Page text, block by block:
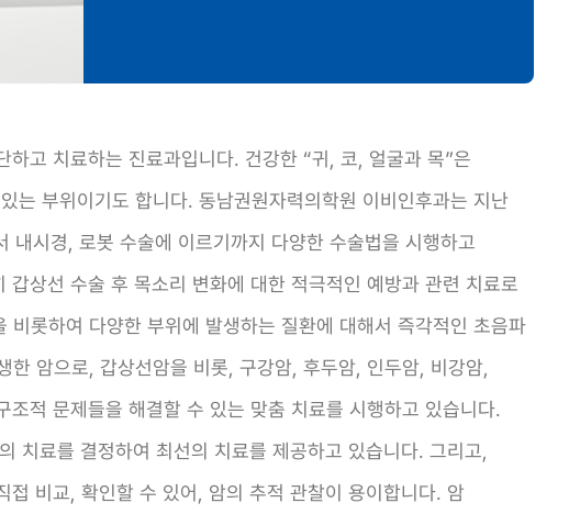
고 치료하는 진료과입니다. 건강한 “귀, 코, 얼굴과 목”은
는 부위이기도 합니다. 동남권원자력의학원 이비인후과는 지난
시경, 로봇 수술에 이르기까지 다양한 수술법을 시행하고
상선 수술 후 목소리 변화에 대한 적극적인 예방과 관련 치료로
롯하여 다양한 부위에 발생하는 질환에 대해서 즉각적인 초음파
암으로, 갑상선암을 비롯, 구강암, 후두암, 인두암, 비강암,
적 문제들을 해결할 수 있는 맞춤 치료를 시행하고 있습니다.
치료를 결정하여 최선의 치료를 제공하고 있습니다. 그리고,
비교, 확인할 수 있어, 암의 추적 관찰이 용이합니다. 암